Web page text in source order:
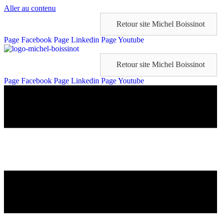
Aller au contenu
Retour site Michel Boissinot
Page Facebook Page Linkedin Page Youtube
Retour site Michel Boissinot
Page Facebook Page Linkedin Page Youtube
Panneau de gestion des cookies